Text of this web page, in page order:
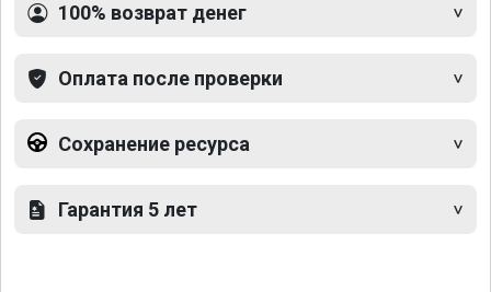
100% возврат денег
Оплата после проверки
Сохранение ресурса
Гарантия 5 лет